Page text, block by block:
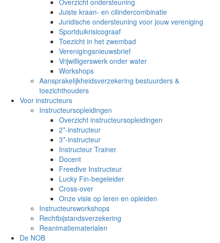
Juiste kraan- en cilindercombinatie
Juridische ondersteuning voor jouw vereniging
Sportduikrisicograaf
Toezicht in het zwembad
Verenigingsnieuwsbrief
Vrijwilligerswerk onder water
Workshops
Aansprakelijkheidsverzekering bestuurders &
toezichthouders
Voor instructeurs
Instructeursopleidingen
Overzicht instructeursopleidingen
2*-instructeur
3*-instructeur
Instructeur Trainer
Docent
Freedive Instructeur
Lucky Fin-begeleider
Cross-over
Onze visie op leren en opleiden
Instructeursworkshops
Rechtbijstandsverzekering
Reanimatiematerialen
De NOB